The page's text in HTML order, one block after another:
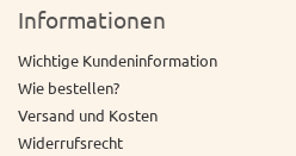
Informationen
Wichtige Kundeninformation
Wie bestellen?
Versand und Kosten
Widerrufsrecht